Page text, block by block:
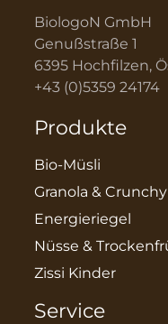
BiologoN GmbH
Genußstraße 1
6395 Hochfilzen,
+43 (0)5359 24174
Produkte
Bio-Müsli
Granola & Crunchy
Energieriegel
Nüsse &
Zissi Kinder
Service